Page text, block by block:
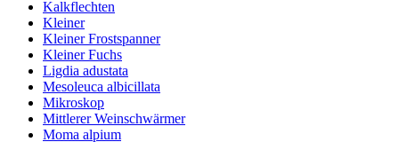
Kalkflechten
Kleiner
Kleiner Frostspanner
Kleiner Fuchs
Ligdia adustata
Mesoleuca albicillata
Mikroskop
Mittlerer Weinschwärmer
Moma alpium